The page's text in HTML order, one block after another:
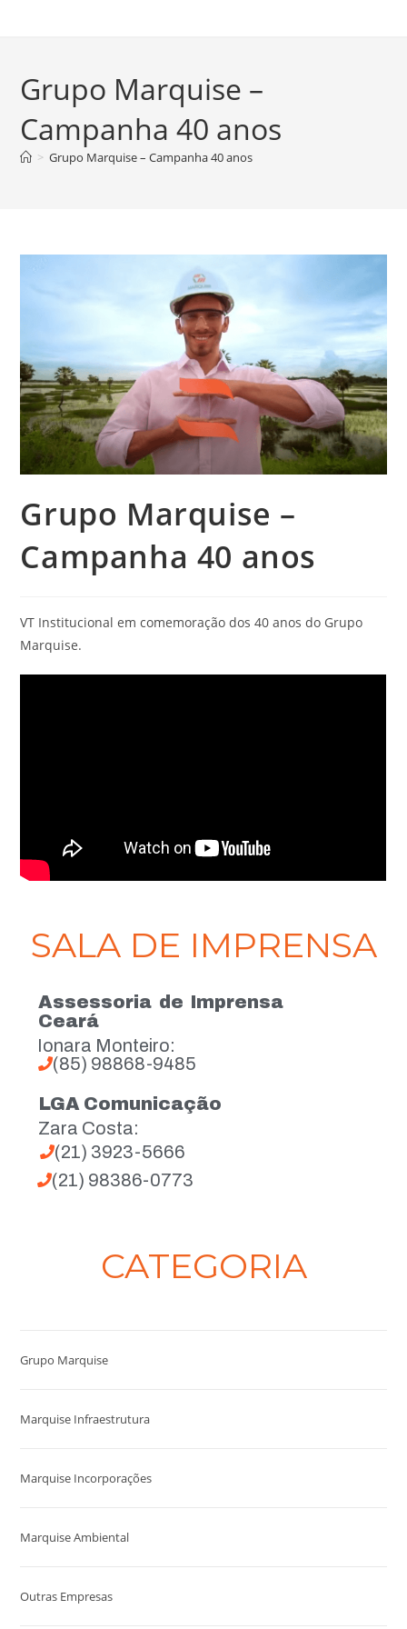
Grupo Marquise –
Campanha 40 anos
> Grupo Marquise – Campanha 40 anos
Grupo Marquise –
Campanha 40 anos
VT Institucional em comemoração dos 40 anos do Grupo
Marquise.
SALA DE IMPRENSA
Assessoria de Imprensa
Ceará
Ionara Monteiro:
(85) 98868-9485
LGA Comunicação
Zara Costa:
(21) 3923-5666
(21) 98386-0773
CATEGORIA
Grupo Marquise
Marquise Infraestrutura
Marquise Incorporações
Marquise Ambiental
Outras Empresas